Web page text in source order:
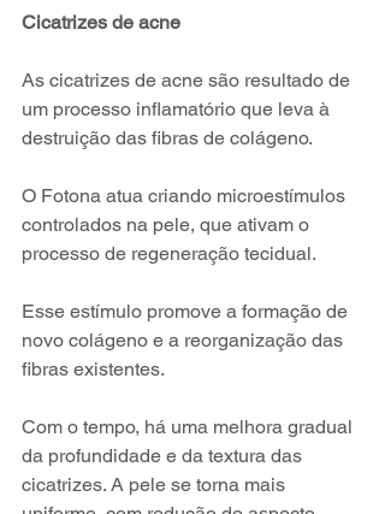
Cicatrizes de acne
As cicatrizes de acne são resultado de
um processo inflamatório que leva à
destruição das fibras de colágeno.
O Fotona atua criando microestímulos
controlados na pele, que ativam o
processo de regeneração tecidual.
Esse estímulo promove a formação de
novo colágeno e a reorganização das
fibras existentes.
Com o tempo, há uma melhora gradual
da profundidade e da textura das
cicatrizes. A pele se torna mais